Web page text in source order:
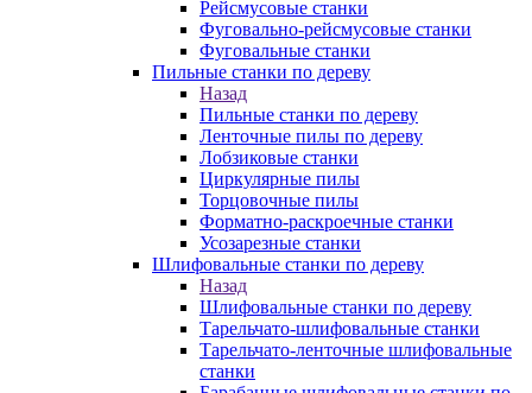
Рейсмусовые станки
Фуговально-рейсмусовые станки
Фуговальные станки
Пильные станки по дереву
Назад
Пильные станки по дереву
Ленточные пилы по дереву
Лобзиковые станки
Циркулярные пилы
Торцовочные пилы
Форматно-раскроечные станки
Усозарезные станки
Шлифовальные станки по дереву
Назад
Шлифовальные станки по дереву
Тарельчато-шлифовальные станки
Тарельчато-ленточные шлифовальные
станки